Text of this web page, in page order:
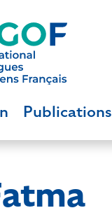
Publications